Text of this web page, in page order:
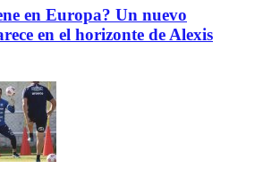
en Europa? Un nuevo
en el horizonte de Alexis